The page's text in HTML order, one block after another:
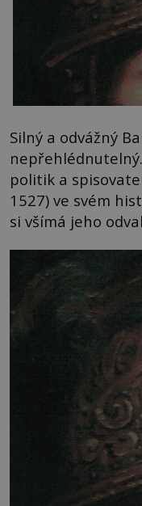
Silný a odvážný
politik a
1527) ve svém
si všímá jeho